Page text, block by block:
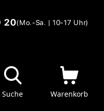
20(Mo.-Sa. | 10-17 Uhr)
Suche Warenkorb